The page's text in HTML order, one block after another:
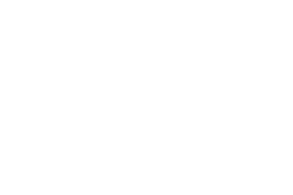
on our website. By continuing to browse this website, you accept that
cookies, you can access our